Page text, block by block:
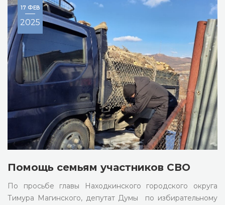
Помощь семьям участников СВО
По просьбе главы Находкинского городского округа
Тимура Магинского, депутат Думы по избирательному
17 ФЕВ
2025